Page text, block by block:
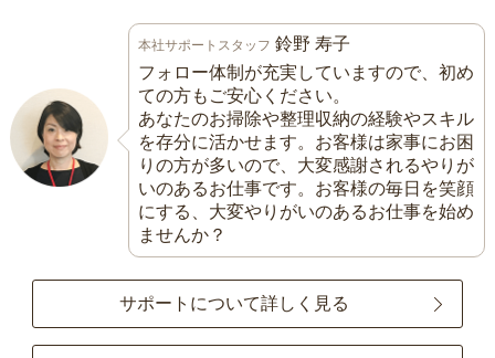
本社サポートスタッフ 鈴野 寿子
フォロー体制が充実していますので、初め
ての方もご安心ください。
あなたのお掃除や整理収納の経験やスキル
を存分に活かせます。お客様は家事にお困
りの方が多いので、大変感謝されるやりが
いのあるお仕事です。お客様の毎日を笑顔
にする、大変やりがいのあるお仕事を始め
ませんか？
サポートについて詳しく見る